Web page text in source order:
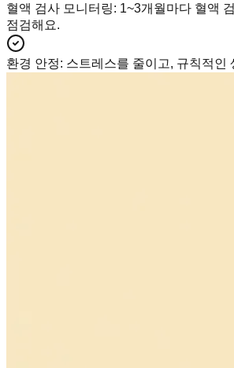
혈액 검사 모니터링: 1~3개월마다 혈액
점검해요.
환경 안정: 스트레스를 줄이고, 규칙적인